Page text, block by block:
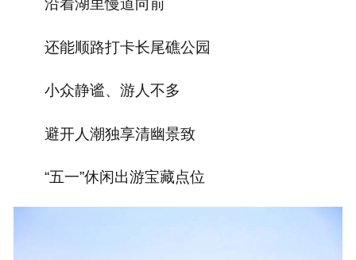
还能顺路打卡长尾礁公园
小众静谧、游人不多
避开人潮独享清幽景致
“五一”休闲出游宝藏点位